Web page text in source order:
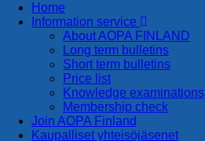
Home
Information service
About AOPA FINLAND
Long term bulletins
Short term bulletins
Price list
Knowledge examinations
Membership check
Join AOPA Finland
Kaupalliset yhteisöjäsenet